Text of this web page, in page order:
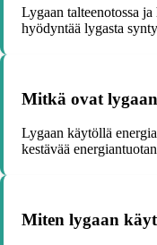
Lygaan talteenotossa
hyödyntää lygasta
Mitkä ovat
Lygaan käytöllä
kestävää
Miten lygaan